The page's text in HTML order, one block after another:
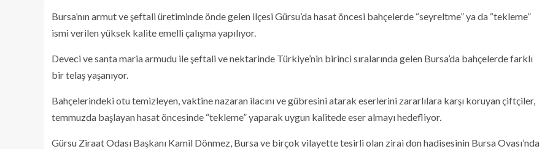
Bursa’nın armut ve şeftali üretiminde önde gelen ilçesi Gürsu’da hasat öncesi bahçelerde “seyreltme” ya da “tekleme”
ismi verilen yüksek kalite emelli çalışma yapılıyor.
Deveci ve santa maria armudu ile şeftali ve nektarinde Türkiye’nin birinci sıralarında gelen Bursa’da bahçelerde farklı
bir telaş yaşanıyor.
Bahçelerindeki otu temizleyen, vaktine nazaran ilacını ve gübresini atarak eserlerini zararlılara karşı koruyan çiftçiler,
temmuzda başlayan hasat öncesinde “tekleme” yaparak uygun kalitede eser almayı hedefliyor.
Gürsu Ziraat Odası Başkanı Kamil Dönmez, Bursa ve birçok vilayette tesirli olan zirai don hadisesinin Bursa Ovası’nda